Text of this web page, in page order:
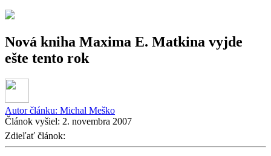
Nová kniha Maxima E. Matkina vyjde
ešte tento rok
Autor článku: Michal Meško
Článok vyšiel: 2. novembra 2007
Zdieľať článok: